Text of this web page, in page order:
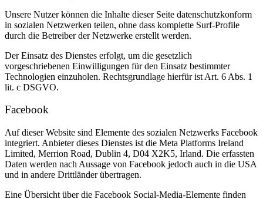
Unsere Nutzer können die Inhalte dieser Seite datenschutzkonform
in sozialen Netzwerken teilen, ohne dass komplette Surf-Profile
durch die Betreiber der Netzwerke erstellt werden.
Der Einsatz des Dienstes erfolgt, um die gesetzlich
vorgeschriebenen Einwilligungen für den Einsatz bestimmter
Technologien einzuholen. Rechtsgrundlage hierfür ist Art. 6 Abs. 1
lit. c DSGVO.
Facebook
Auf dieser Website sind Elemente des sozialen Netzwerks Facebook
integriert. Anbieter dieses Dienstes ist die Meta Platforms Ireland
Limited, Merrion Road, Dublin 4, D04 X2K5, Irland. Die erfassten
Daten werden nach Aussage von Facebook jedoch auch in die USA
und in andere Drittländer übertragen.
Eine Übersicht über die Facebook Social-Media-Elemente finden